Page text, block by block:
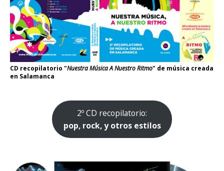
CD recopilatorio "Nuestra Música A Nuestro Ritmo" de música creada
en Salamanca
2º CD recopilatorio:
pop, rock, y otros estilos